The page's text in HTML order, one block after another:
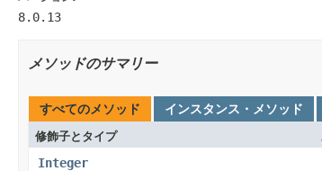
8.0.13
メソッドのサマリー
すべてのメソッド インスタンス・メソッド
修飾子とタイプ
Integer